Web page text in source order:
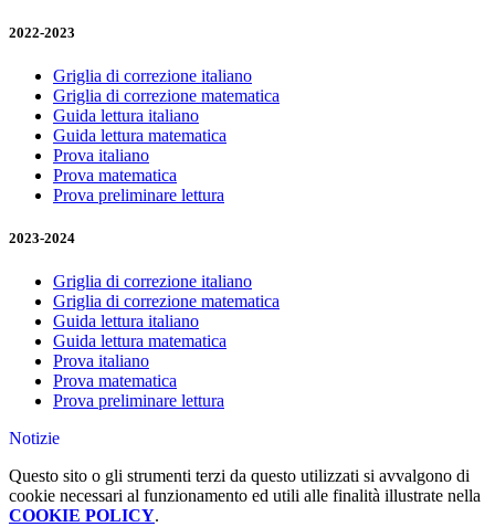
2022-2023
Griglia di correzione italiano
Griglia di correzione matematica
Guida lettura italiano
Guida lettura matematica
Prova italiano
Prova matematica
Prova preliminare lettura
2023-2024
Griglia di correzione italiano
Griglia di correzione matematica
Guida lettura italiano
Guida lettura matematica
Prova italiano
Prova matematica
Prova preliminare lettura
Notizie
Questo sito o gli strumenti terzi da questo utilizzati si avvalgono di
cookie necessari al funzionamento ed utili alle finalità illustrate nella
COOKIE POLICY.